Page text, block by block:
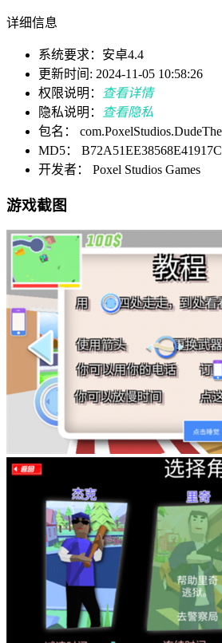
详细信息
系统要求：安卓4.4
更新时间: 2024-11-05 10:58:26
权限说明：
查看详情
隐私说明：
查看隐私
包名：
MD5：
开发者： Poxel Studios Games
游戏截图